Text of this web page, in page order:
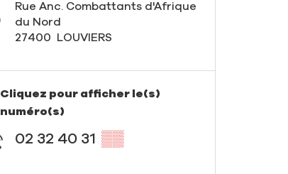
Rue Anc. Combattants d'Afrique
du Nord
27400
LOUVIERS
Cliquez pour afficher le(s)
numéro(s)
02 32 40 31 ▒▒